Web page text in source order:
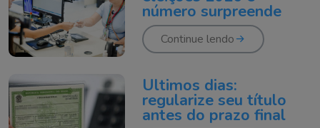
número surpreende
Continue lendo
Últimos dias:
regularize seu título
antes do prazo final